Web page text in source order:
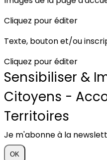
Cliquez pour éditer
Texte, bouton et/ou
Cliquez pour éditer
Sensibiliser &
Citoyens -
Territoires
Je m'abonne à la
OK